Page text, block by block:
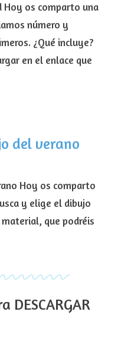
Hoy os comparto una
número y
¿Qué incluye?
en el enlace que
del verano
Hoy os comparto
y elige el dibujo
que podréis